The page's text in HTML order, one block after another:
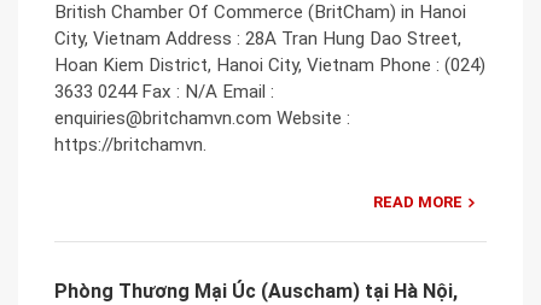
British Chamber Of Commerce (BritCham) in Hanoi
City, Vietnam Address : 28A Tran Hung Dao Street,
Hoan Kiem District, Hanoi City, Vietnam Phone : (024)
3633 0244 Fax : N/A Email :
enquiries@britchamvn.com Website :
https://britchamvn.
READ MORE
Phòng Thương Mại Úc (Auscham) tại Hà Nội,